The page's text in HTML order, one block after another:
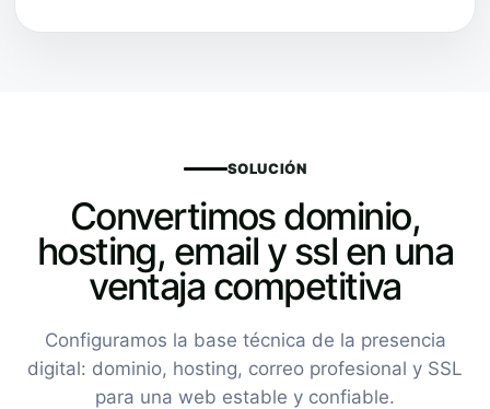
SOLUCIÓN
Convertimos dominio,
hosting, email y ssl en una
ventaja competitiva
Configuramos la base técnica de la presencia
digital: dominio, hosting, correo profesional y SSL
para una web estable y confiable.